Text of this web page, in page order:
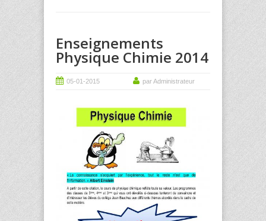
Enseignements
Physique Chimie 2014
05-01-2015 par Administrateur